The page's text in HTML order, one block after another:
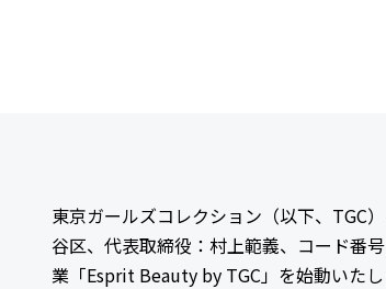
東京ガールズコレクション（以下、TGC
谷区、代表取締役：村上範義、コード番
業「Esprit Beauty by TGC」を始動いた